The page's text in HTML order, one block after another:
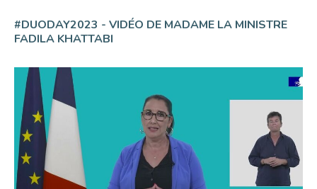
#DUODAY2023 - VIDÉO DE MADAME LA MINISTRE
FADILA KHATTABI